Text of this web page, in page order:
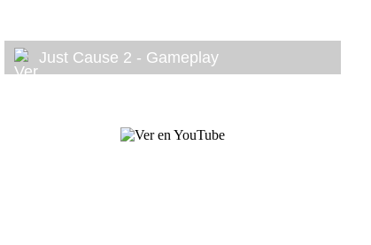
Just Cause 2 - Gameplay